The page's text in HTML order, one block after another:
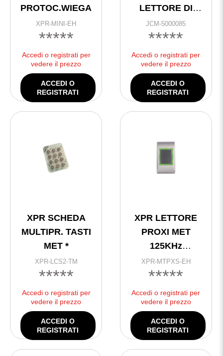
PROTOC.WIEGAND
XPR-MINI-EH
*****
Accedi o registrati per
vedere il prezzo
ACCEDI O
REGISTRATI
LETTORE DI
PROSSIMITA’
MULTIPROTOCOLLO
JCM-5000085
*****
Accedi o registrati per
vedere il prezzo
ACCEDI O
REGISTRATI
XPR SCHEDA
MULTIPR. TASTI
MET *
XPR-LCS2-TM
*****
Accedi o registrati per
vedere il prezzo
ACCEDI O
REGISTRATI
XPR LETTORE
PROXI MET
125KHz
WIEGAND IP65
ARGENTO
XPR-MTPXS-EH
*****
Accedi o registrati per
vedere il prezzo
ACCEDI O
REGISTRATI